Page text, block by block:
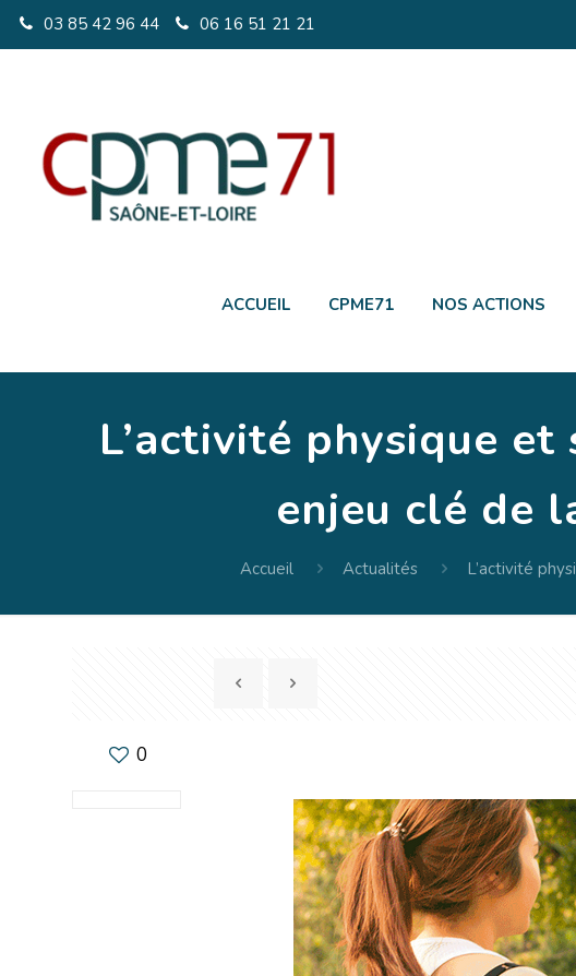
03 85 42 96 44 06 16 51 21 21
ACCUEIL CPME71 NOS ACTIONS
L’activité physique
enjeu clé de
Accueil Actualités L’activité
0